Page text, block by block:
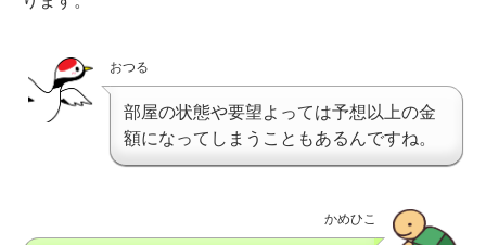
おつる
部屋の状態や要望よっては予想以上の金
額になってしまうこともあるんですね。
かめひこ